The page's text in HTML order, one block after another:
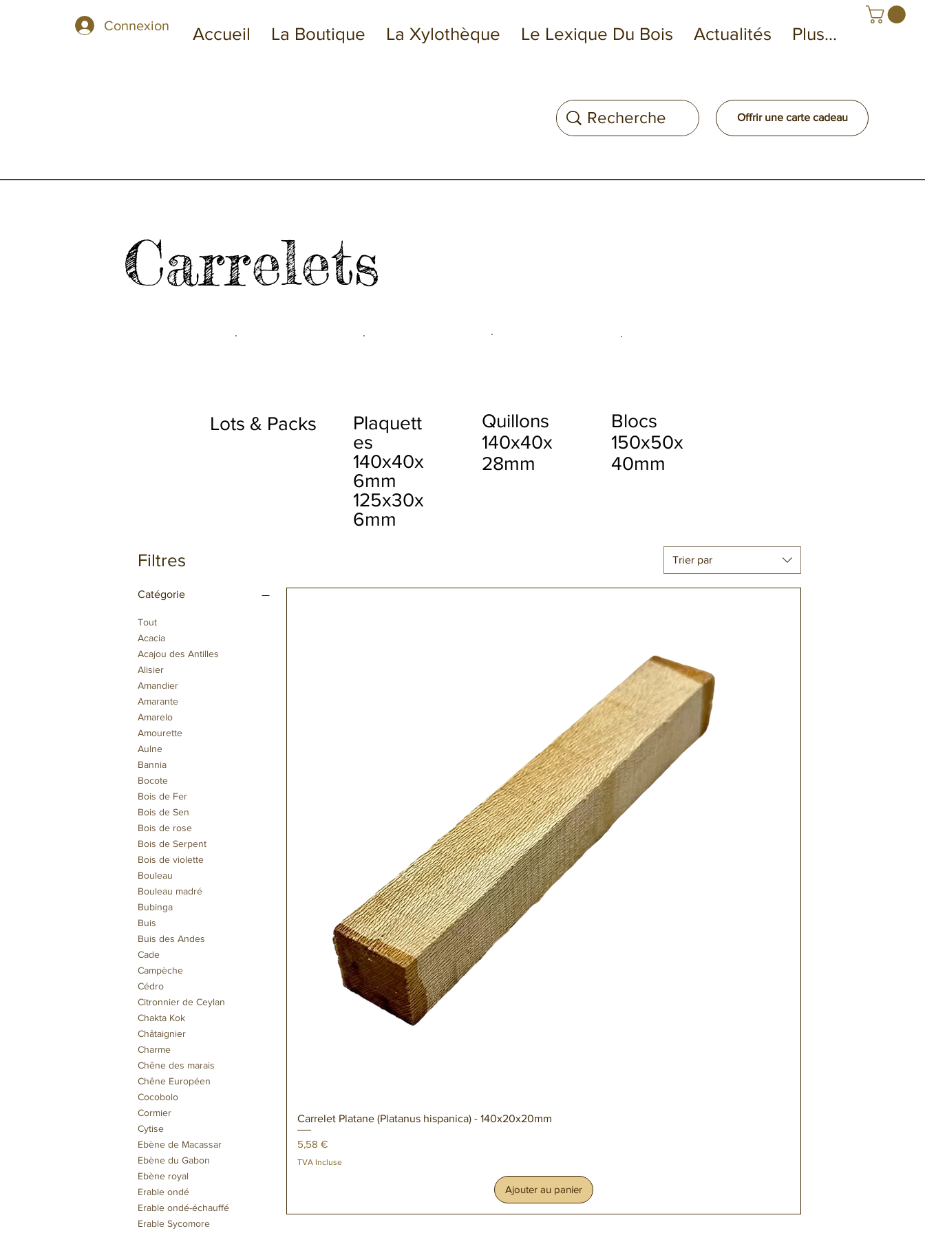
Connexion Accueil La Boutique La Xylothèque Le Lexique Du Bois Actualités Plus...
Offrir une carte cadeau
Carrelets
Lots & Packs
Plaquett
es
140x40x
6mm
125x30x
6mm
Quillons
140x40x
28mm
Blocs
150x50x
40mm
Filtres
Catégorie
Tout
Acacia
Acajou des Antilles
Alisier
Amandier
Amarante
Amarelo
Amourette
Aulne
Bannia
Bocote
Bois de Fer
Bois de Sen
Bois de rose
Bois de Serpent
Bois de violette
Bouleau
Bouleau madré
Bubinga
Buis
Buis des Andes
Cade
Campèche
Cédro
Citronnier de Ceylan
Chakta Kok
Châtaignier
Charme
Chêne des marais
Chêne Européen
Cocobolo
Cormier
Cytise
Ebène de Macassar
Ebène du Gabon
Ebène royal
Erable ondé
Erable ondé-échauffé
Erable Sycomore
Trier par
Aperçu rapide
Carrelet Platane (Platanus hispanica) - 140x20x20mm
Prix
5,58 €
TVA Incluse
Ajouter au panier